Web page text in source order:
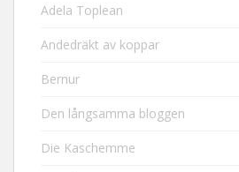
Adela Toplean
Andedräkt av koppar
Bernur
Den långsamma bloggen
Die Kaschemme